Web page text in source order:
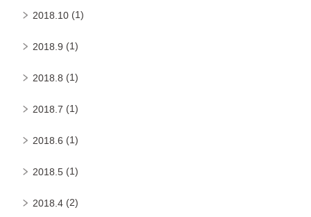
2018.10 (1)
2018.9 (1)
2018.8 (1)
2018.7 (1)
2018.6 (1)
2018.5 (1)
2018.4 (2)